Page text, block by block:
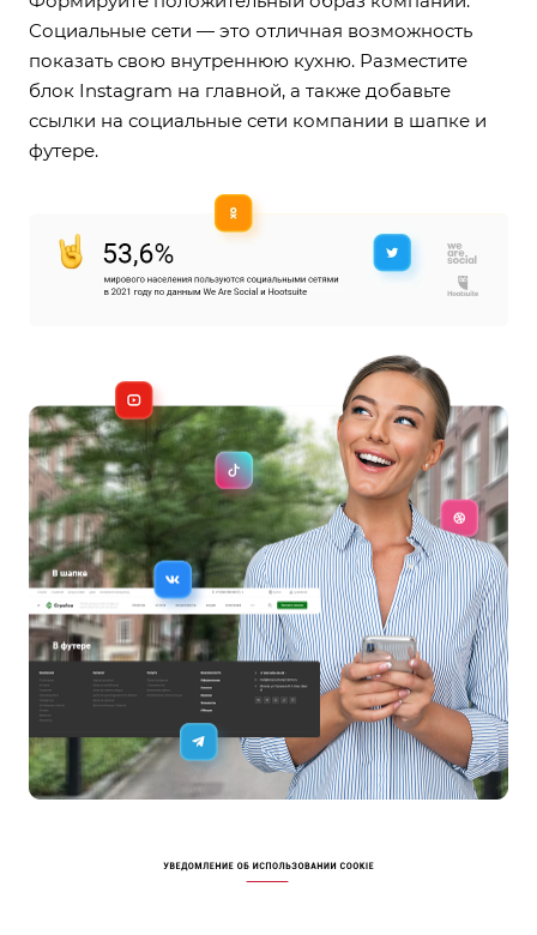
Социальные сети — это отличная возможность
показать свою внутреннюю кухню. Разместите
блок Instagram на главной, а также добавьте
ссылки на социальные сети компании в шапке и
футере.